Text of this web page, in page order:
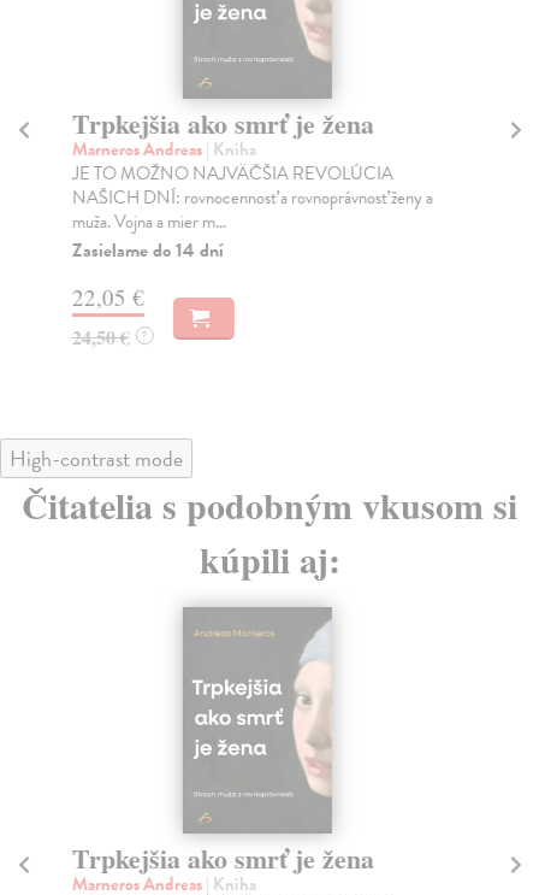
Trpkejšia ako smrť je žena
Marneros Andreas| Kniha
JE TO MOŽNO NAJVÄČŠIA REVOLÚCIA
NAŠICH DNÍ: rovnocennosť a rovnoprávnosť ženy a
muža. Vojna a mier m...
Zasielame do 14 dní
22,05 €
24,50 € ?
High-contrast mode
Čitatelia s podobným vkusom si
kúpili aj:
Trpkejšia ako smrť je žena
Marneros Andreas| Kniha